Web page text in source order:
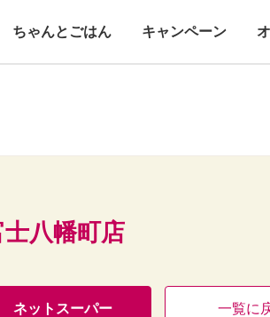
ちゃんとごはん キャンペーン
八幡町店
ネットスーパー 一覧に